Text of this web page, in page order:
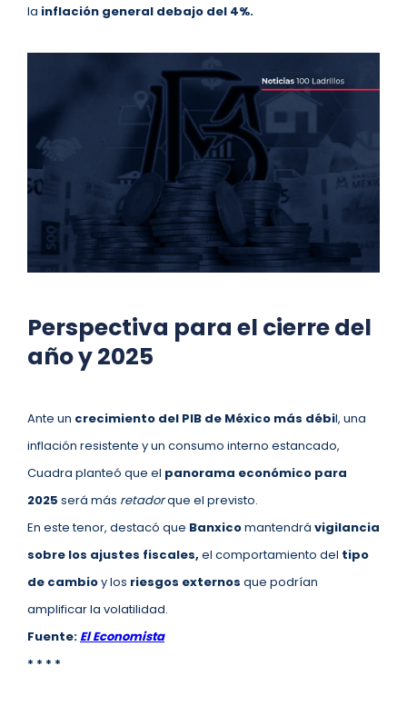
la inflación general debajo del 4%.
Perspectiva para el cierre del
año y 2025
Ante un crecimiento del PIB de México más débil, una
inflación resistente y un consumo interno estancado,
Cuadra planteó que el panorama económico para
2025 será más retadorque el previsto.
En este tenor, destacó que Banxicomantendrá vigilancia
sobre los ajustes fiscales, el comportamiento del tipo
de cambioy los riesgos externos que podrían
amplificar la volatilidad.
Fuente: El Economista
* * * *